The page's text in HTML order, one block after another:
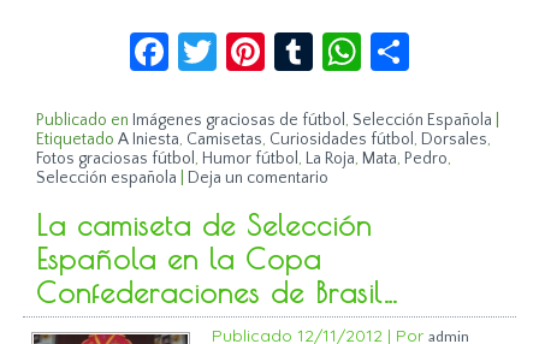
Facebook
Twitter
Pinterest
TumblrWhatsApp
Publicado en Imágenes graciosas de fútbol , Selección Española
Etiquetado A Iniesta, Camisetas, Curiosidades fútbol , Dorsales,
Fotos graciosas fútbol , Humor fútbol , La Roja, Mata, Pedro,
Selección española
Deja un comentario
La camiseta de Selección
Española en la Copa
Confederaciones de Brasil…
Publicado 12/11/2012 | Por admin